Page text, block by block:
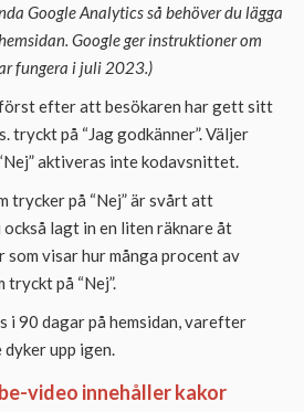
Google Analytics så behöver du lägga
Google ger instruktioner om
fungera i juli 2023.)
efter att besökaren har gett sitt
tryckt på “Jag godkänner”. Väljer
aktiveras inte kodavsnittet.
trycker på “Nej” är svårt att
lagt in en liten räknare åt
visar hur många procent av
tryckt på “Nej”.
i 90 dagar på hemsidan, varefter
upp igen.
video innehåller kakor